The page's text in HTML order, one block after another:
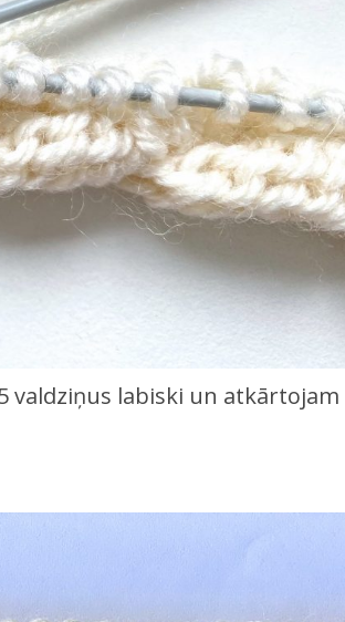
valdziņus labiski un atkārtojam